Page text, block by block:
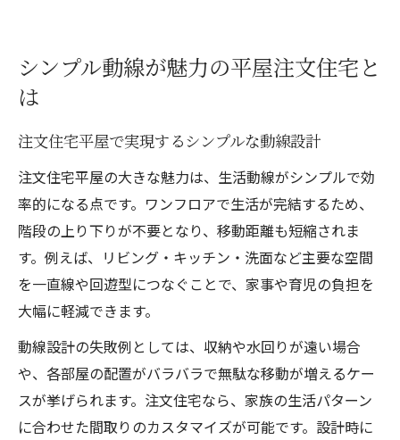
シンプル動線が魅力の平屋注文住宅と
は
注文住宅平屋で実現するシンプルな動線設計
注文住宅平屋の大きな魅力は、生活動線がシンプルで効
率的になる点です。ワンフロアで生活が完結するため、
階段の上り下りが不要となり、移動距離も短縮されま
す。例えば、リビング・キッチン・洗面など主要な空間
を一直線や回遊型につなぐことで、家事や育児の負担を
大幅に軽減できます。
動線設計の失敗例としては、収納や水回りが遠い場合
や、各部屋の配置がバラバラで無駄な移動が増えるケー
スが挙げられます。注文住宅なら、家族の生活パターン
に合わせた間取りのカスタマイズが可能です。設計時に